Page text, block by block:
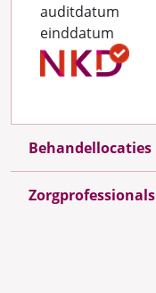
auditdatum
einddatum
Behandellocaties
Zorgprofessionals